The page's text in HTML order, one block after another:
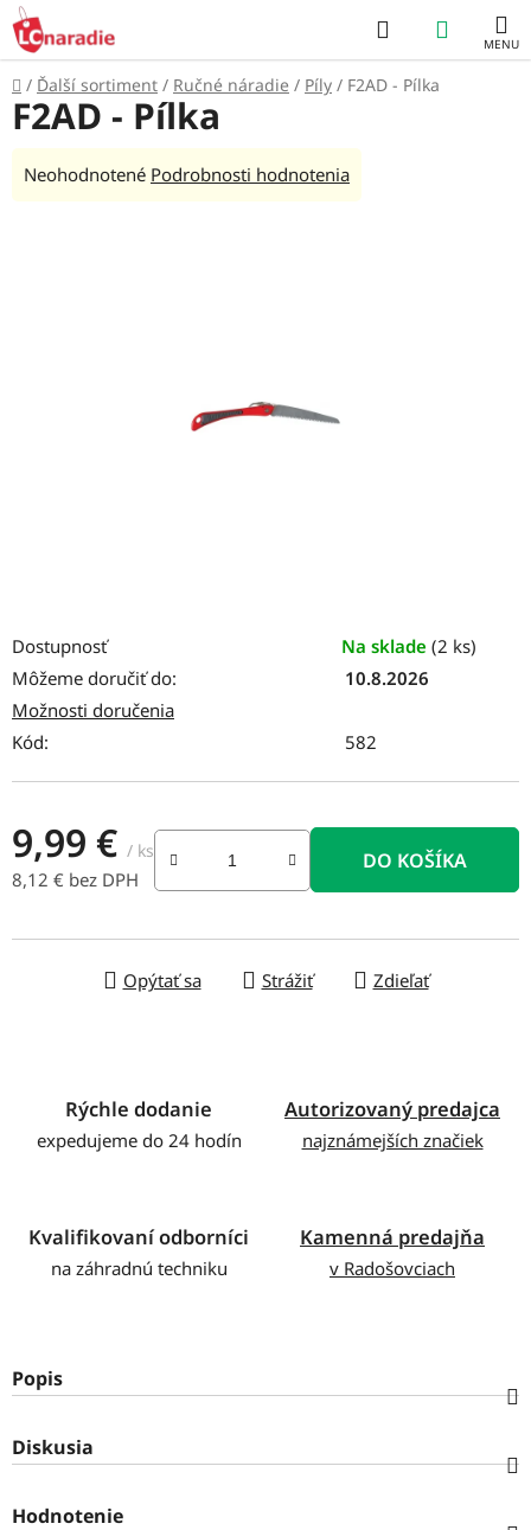
Prejsť
na
obsah
Hľadať
KOŠÍK
Domov
/ Ďalší sortiment / Ručné náradie / Píly / F2AD - Pílka
Dostupnosť Na sklade (2 ks)
Môžeme doručiť do:
10.8.2026
Možnosti doručenia
Kód:
582
9,99 € / ks
8,12 € bez DPH
DO KOŠÍKA
Opýtať sa Strážiť Zdieľať
F2AD - Pílka
Priemerné
Neohodnotené Podrobnosti hodnotenia
Rýchle dodanie
expedujeme do 24 hodín
Autorizovaný predajca
najznámejších značiek
Kvalifikovaní odborníci
na záhradnú techniku
Kamenná predajňa
v Radošovciach
Popis
Diskusia
Hodnotenie